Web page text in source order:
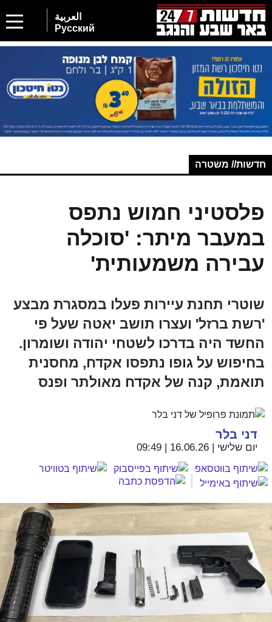
العربية
Русский
חדשות// משטרה
פלסטיני חמוש נתפס
במעבר מיתר: 'סוכלה
עבירה משמעותית'
שוטרי תחנת עיירות פעלו במסגרת מבצע
'רשת ברזל' ועצרו תושב יאטה שעל פי
החשד היה בדרכו לשטחי יהודה ושומרון.
בחיפוש על גופו נתפסו אקדח, מחסנית
תואמת, קנה של אקדח מאולתר ופנס
דני בלר
יום שלישי | 16.06.26 | 09:49